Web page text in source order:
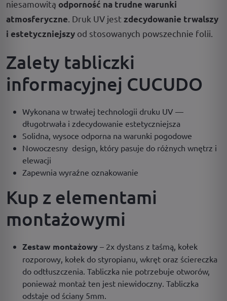
niesamowitą odporność na trudne warunki
atmosferyczne . Druk UV jest zdecydowanie trwalszy
i estetyczniejszy od stosowanych powszechnie folii.
Zalety tabliczki
informacyjnej CUCUDO
Wykonana w trwałej technologii druku UV —
długotrwała i zdecydowanie estetyczniejsza
Solidna, wysoce odporna na warunki pogodowe
Nowoczesny design, który pasuje do różnych wnętrz i
elewacji
Zapewnia wyraźne oznakowanie
Kup z elementami
montażowymi
Zestaw montażowy – 2x dystans z taśmą, kołek
rozporowy, kołek do styropianu, wkręt oraz ściereczka
do odtłuszczenia. Tabliczka nie potrzebuje otworów,
ponieważ montaż ten jest niewidoczny. Tabliczka
odstaje od ściany 5mm.